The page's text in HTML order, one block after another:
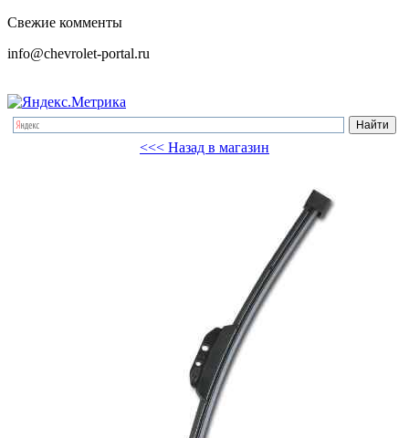
Свежие комменты
info@chevrolet-portal.ru
<<< Назад в магазин